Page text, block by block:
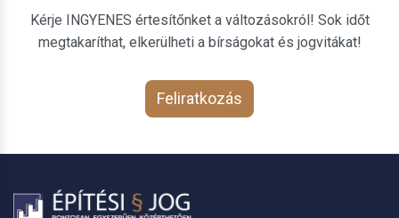
Kérje INGYENES értesítőnket a változásokról! Sok időt
megtakaríthat, elkerülheti a bírságokat és jogvitákat!
Feliratkozás